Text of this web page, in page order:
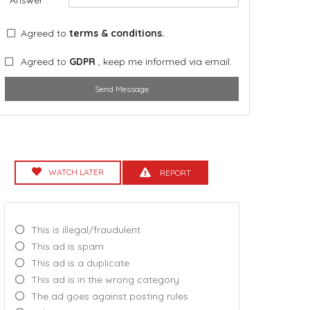
Agreed to terms & conditions.
Agreed to GDPR , keep me informed via email.
Send Message
WATCH LATER REPORT
This is illegal/fraudulent
This ad is spam
This ad is a duplicate
This ad is in the wrong category
The ad goes against posting rules